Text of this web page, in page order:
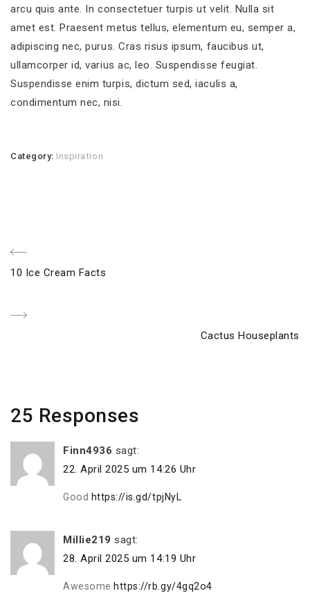
arcu quis ante. In consectetuer turpis ut velit. Nulla sit
amet est. Praesent metus tellus, elementum eu, semper a,
adipiscing nec, purus. Cras risus ipsum, faucibus ut,
ullamcorper id, varius ac, leo. Suspendisse feugiat.
Suspendisse enim turpis, dictum sed, iaculis a,
condimentum nec, nisi.
Category: Inspiration
Beitragsnavigation
Previous
10 Ice Cream Facts
Next
Cactus Houseplants
25 Responses
Finn4936 sagt:
22. April 2025 um 14:26 Uhr
Good https://is.gd/tpjNyL
Millie219 sagt:
28. April 2025 um 14:19 Uhr
Awesome https://rb.gy/4gq2o4